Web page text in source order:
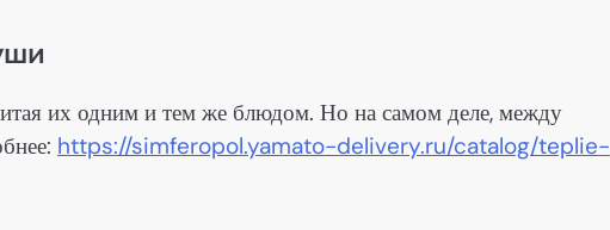
их одним и тем же блюдом. Но на самом деле, между
https://simferopol.yamato-delivery.ru/catalog/teplie-